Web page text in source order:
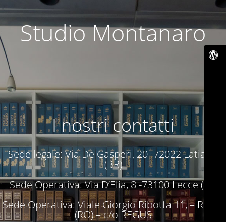
Studio Montanaro
I nostri contatti
Sede legale: Via De Gasperi, 20 -72022 Latiano
(BR)
Sede Operativa: Via D’Elia, 8 -73100 Lecce (LE)
Sede Operativa: Viale Giorgio Ribotta 11, – Roma
(RO) – c/o REGUS